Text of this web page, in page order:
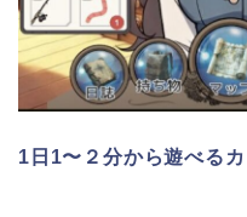
1日1〜２分から遊べる